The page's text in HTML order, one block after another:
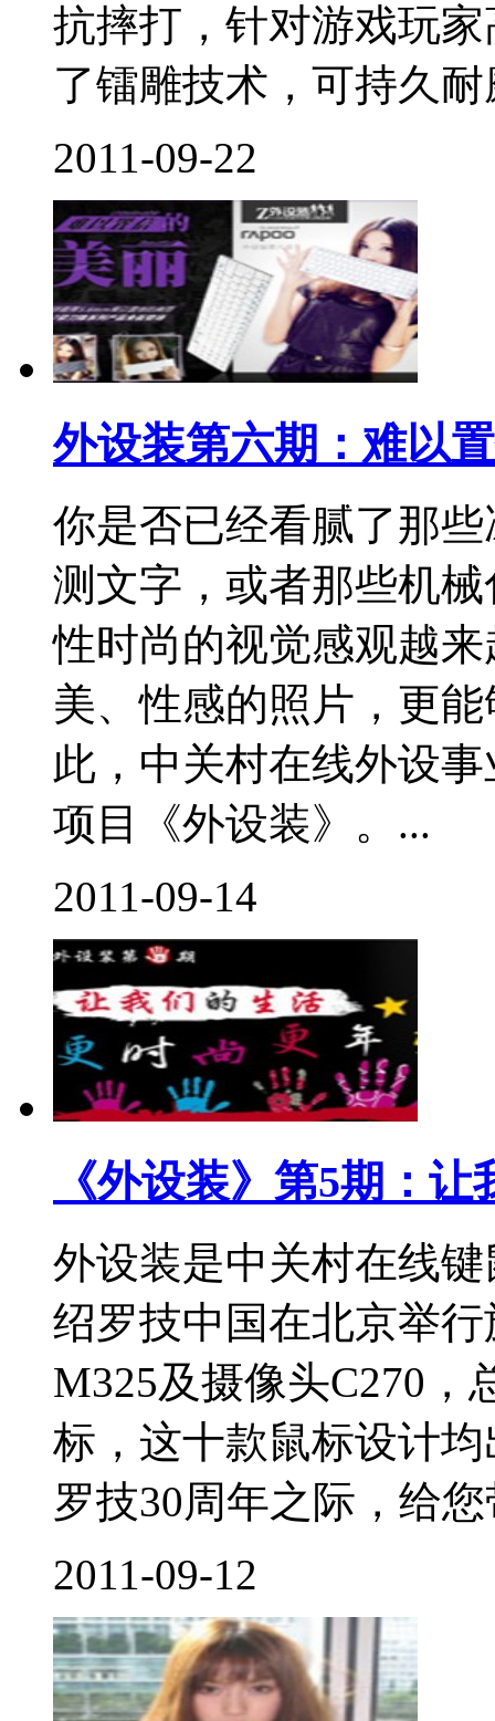
抗摔打，针对游戏玩
了镭雕技术，可持久
2011-09-22
外设装第六期：难以
你是否已经看腻了那
测文字，或者那些机
性时尚的视觉感观越
美、性感的照片，更
此，中关村在线外设
项目《外设装》。...
2011-09-14
《外设装》第5期：
外设装是中关村在线
绍罗技中国在北京举
M325及摄像头C270，
标，这十款鼠标设计
罗技30周年之际，给
2011-09-12